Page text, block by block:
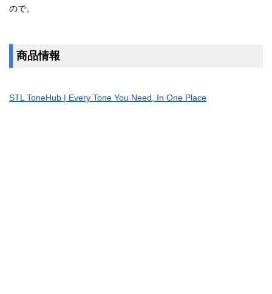
ので。
商品情報
STL ToneHub | Every Tone You Need, In One Place